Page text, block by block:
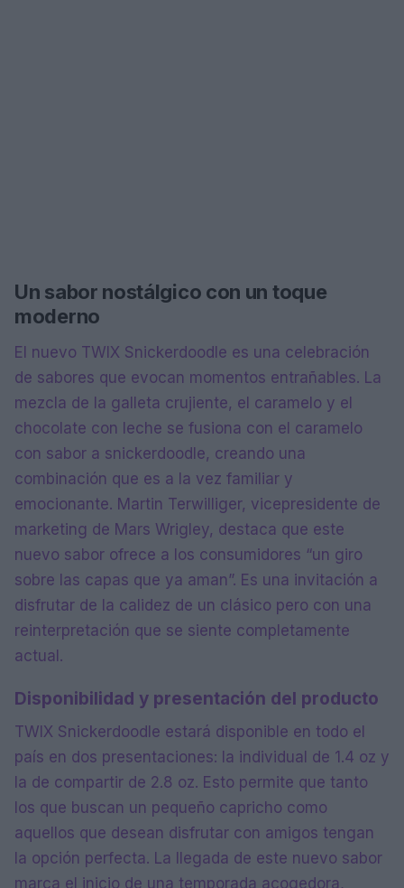
Un sabor nostálgico con un toque
moderno
El nuevo TWIX Snickerdoodle es una celebración
de sabores que evocan momentos entrañables. La
mezcla de la galleta crujiente, el caramelo y el
chocolate con leche se fusiona con el caramelo
con sabor a snickerdoodle, creando una
combinación que es a la vez familiar y
emocionante. Martin Terwilliger, vicepresidente de
marketing de Mars Wrigley, destaca que este
nuevo sabor ofrece a los consumidores “un giro
sobre las capas que ya aman”. Es una invitación a
disfrutar de la calidez de un clásico pero con una
reinterpretación que se siente completamente
actual.
Disponibilidad y presentación del producto
TWIX Snickerdoodle estará disponible en todo el
país en dos presentaciones: la individual de 1.4 oz y
la de compartir de 2.8 oz. Esto permite que tanto
los que buscan un pequeño capricho como
aquellos que desean disfrutar con amigos tengan
la opción perfecta. La llegada de este nuevo sabor
marca el inicio de una temporada acogedora,